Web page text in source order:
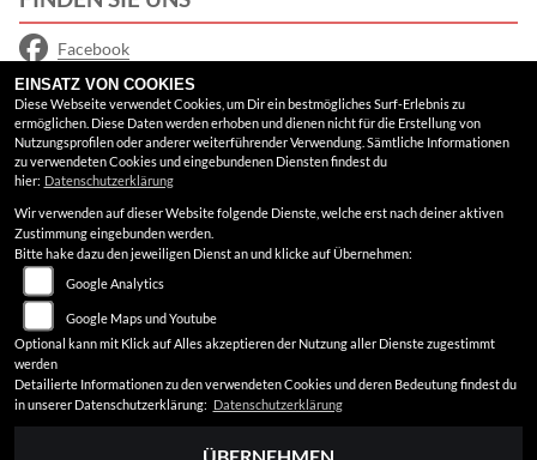
Facebook
Instagram
Google Maps
RECHTLICHES
AGB
Impressum
Datenschutz
Disclaimer
Barrierefreiheit
EINSATZ VON COOKIES
Diese Webseite verwendet Cookies, um Dir ein bestmögliches Surf-Erlebnis zu
ermöglichen. Diese Daten werden erhoben und dienen nicht für die Erstellung von
Nutzungsprofilen oder anderer weiterführender Verwendung. Sämtliche Informationen
zu verwendeten Cookies und eingebundenen Diensten findest du
hier: Datenschutzerklärung
Wir verwenden auf dieser Website folgende Dienste, welche erst nach deiner aktiven
Zustimmung eingebunden werden.
Bitte hake dazu den jeweiligen Dienst an und klicke auf Übernehmen:
Google Analytics
Google Maps und Youtube
Optional kann mit Klick auf Alles akzeptieren der Nutzung aller Dienste zugestimmt
werden
Detailierte Informationen zu den verwendeten Cookies und deren Bedeutung findest du
in unserer Datenschutzerklärung: Datenschutzerklärung